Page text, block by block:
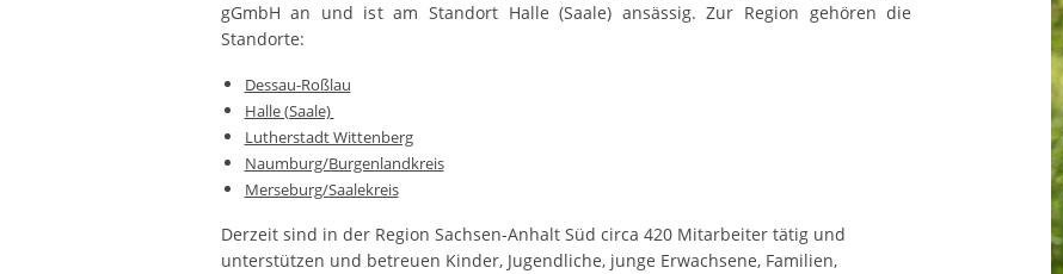
gGmbH an und ist am Standort Halle (Saale) ansässig. Zur Region gehören die
Standorte:
Dessau-Roßlau
Halle (Saale)
Lutherstadt Wittenberg
Naumburg/Burgenlandkreis
Merseburg/Saalekreis
Derzeit sind in der Region Sachsen-Anhalt Süd circa 420 Mitarbeiter tätig und
unterstützen und betreuen Kinder, Jugendliche, junge Erwachsene, Familien,